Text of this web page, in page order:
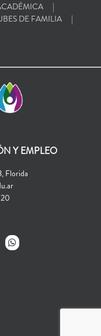
DE FAMILIA
Y EMPLEO
Florida